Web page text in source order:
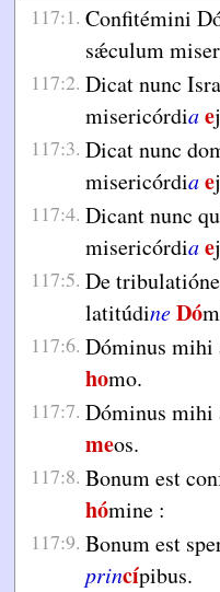
117:1. Confitémini
sǽculum
117:2. Dicat nunc
misericórdiae
117:3. Dicat nunc
misericórdiae
117:4. Dicant nunc
misericórdiae
117:5. De
latitúdineDó
117:6. Dóminus mihi
homo.
117:7. Dóminus mihi
meos.
117:8. Bonum est
hómine :
117:9. Bonum est
princípibus.